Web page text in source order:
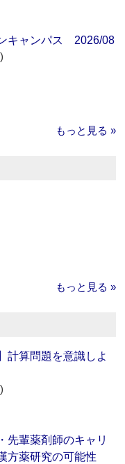
キャンパス 2026/08
もっと見る »
もっと見る »
計算問題を意識しよ
先輩薬剤師のキャリ
方薬研究の可能性